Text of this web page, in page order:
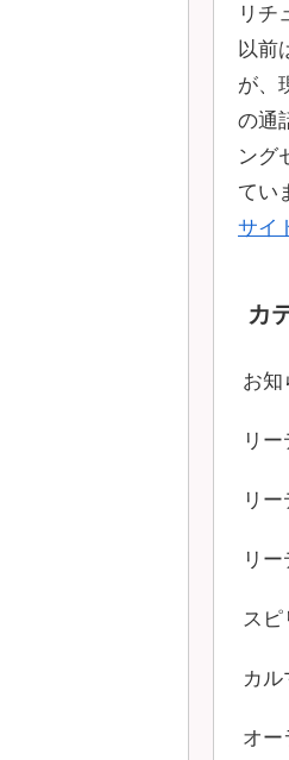
リチ
以前
が、
の通
ング
てい
サイ
カ
お知
リ
リ
リ
スピ
カル
オー